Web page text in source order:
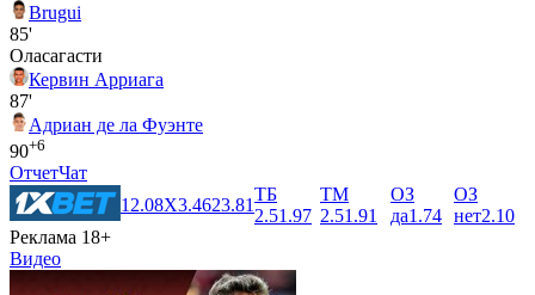
Brugui
85'
Оласагасти
Кервин Арриага
87'
Адриан де ла Фуэнте
90+6
ОтчетЧат
1 2.08X3.4623.81
ТБ
2.51.97
ТМ
2.51.91
ОЗ
да1.74
ОЗ
нет2.10
Реклама 18+
Видео